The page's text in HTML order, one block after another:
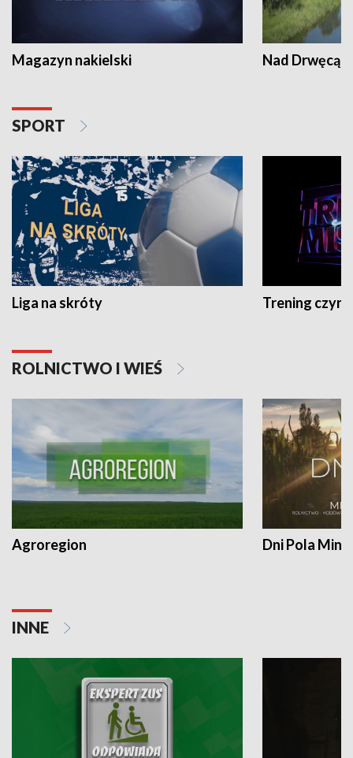
Magazyn nakielski Nad Drwęcą
SPORT
Liga na skróty Trening czyni
ROLNICTWO I WIEŚ
Agroregion Dni Pola
INNE